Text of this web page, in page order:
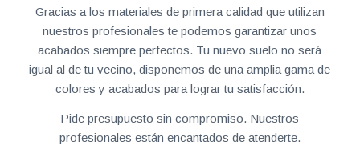
Gracias a los materiales de primera calidad que utilizan
nuestros profesionales te podemos garantizar unos
acabados siempre perfectos. Tu nuevo suelo no será
igual al de tu vecino, disponemos de una amplia gama de
colores y acabados para lograr tu satisfacción.
Pide presupuesto sin compromiso. Nuestros
profesionales están encantados de atenderte.